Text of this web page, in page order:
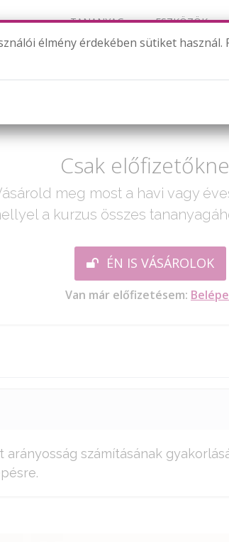
TANANYAG ESZKÖZÖK
Csak
meg most a havi vagy
a kurzus összes
ÉN IS VÁSÁROLOK
Van már előfizetésem:
számításának
élmény érdekében sütiket